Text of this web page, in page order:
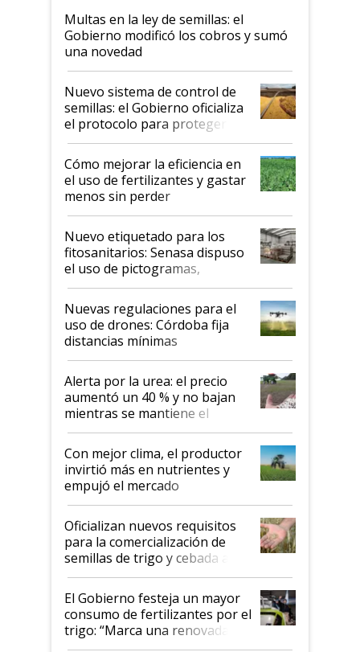
Multas en la ley de semillas: el
Gobierno modificó los cobros y sumó
una novedad
Nuevo sistema de control de
semillas: el Gobierno oficializa
el protocolo para proteger la
propiedad intelectual
Cómo mejorar la eficiencia en
el uso de fertilizantes y gastar
menos sin perder
productividad en la campaña
fina
Nuevo etiquetado para los
fitosanitarios: Senasa dispuso
el uso de pictogramas,
palabras de advertencia e
indicaciones
Nuevas regulaciones para el
uso de drones: Córdoba fija
distancias mínimas
Alerta por la urea: el precio
aumentó un 40 % y no bajan
mientras se mantiene el
conflicto en Medio Oriente
Con mejor clima, el productor
invirtió más en nutrientes y
empujó el mercado
Oficializan nuevos requisitos
para la comercialización de
semillas de trigo y cebada a
granel
El Gobierno festeja un mayor
consumo de fertilizantes por el
trigo: “Marca una renovada
confianza de los productores”